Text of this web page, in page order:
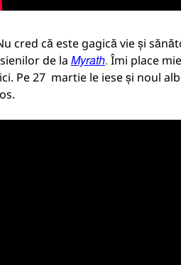
cred că este gagică vie și
de la Myrath. Îmi place
Pe 27 martie le iese și noul